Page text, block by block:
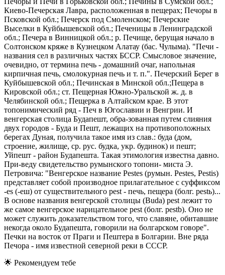
Киево-Печерская Лавра, расположенная в пещерах; Печоры в
Псковской обл.; Печерск под Смоленском; Печерские
Выселки в Куйбышевской обл.; Печеницы в Ленинградской
обл.; Печера в Винницкой обл.; р. Печище, берущая начало в
Солтонском кряже в Кузнецком Алатау (бас. Чулыма). "Печи -
названия сел в различных частях БССР. Смысловое значение,
очевидно, от термина печь - домашний очаг, напольная
кирпичная печь, смолокурная печь и т. п.". Печерский Берег в
Куйбышевской обл.; Печинская в Минской обл.;Пещера в
Кировской обл.; ст. Пещерная Южно-Уральской ж. д. в
Челябинской обл.; Пещерка в Алтайском крае. В этот
топонимический ряд - Печ в Югославии и Венгрии. И
венгерская столица Будапешт, обра-зованная путем слияния
двух городов - Буда и Пешт, лежащих на противоположных
берегах Дуная, получила такое имя из слав.: буда (дом,
строение, жилище, ср. рус. будка, укр. будинок) и пешт;
Уйпешт - район Будапешта. Такая этимология известна давно.
При-веду свидетельство румынского топони- миста Э.
Петровича: "Венгерское название Pestes (румын. Pestes, Pestis)
представляет собой производное прилагательное с суффиксом
-es (-еш) от существительного pest - печь, пещера (болг. pestь)...
В основе названия венгерской столицы (Buda) pest лежит то
же самое венгерское нарицательное pest (болг. pestb). Оно не
может служить доказательством того, что славяне, обитавшие
некогда около Будапешта, говорили на болгарском говоре".
Печки на восток от Праги и Пештера в Болгарии. Вне ряда
Печора - имя известной северной реки в СССР.
🌟 Рекомендуем тебе